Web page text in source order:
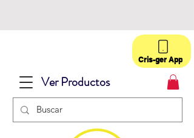
Ver Productos
Cris-ger App